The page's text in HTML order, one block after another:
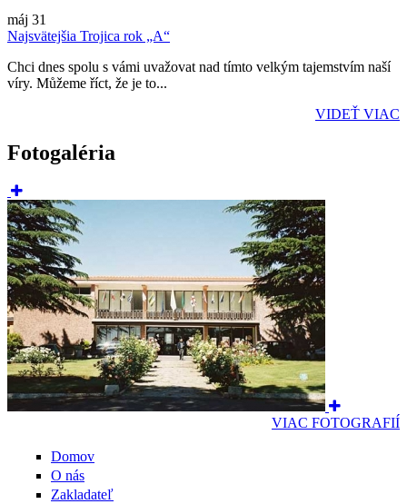
máj 31
Najsvätejšia Trojica rok „A“
Chci dnes spolu s vámi uvažovat nad tímto velkým tajemstvím naší
víry. Můžeme říct, že je to...
VIDEŤ VIAC
Fotogaléria
VIAC FOTOGRAFIÍ
Domov
O nás
Zakladateľ